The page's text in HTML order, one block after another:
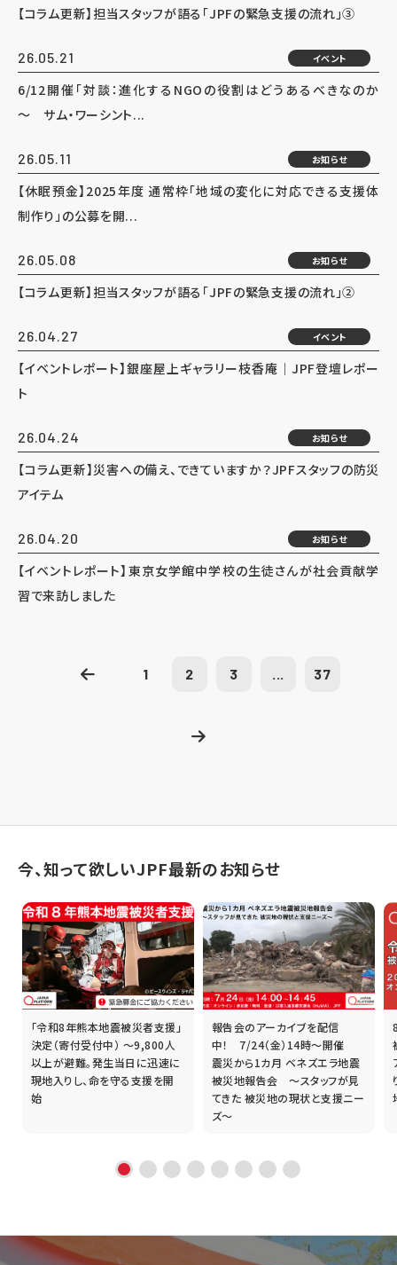
【コラム更新】担当スタッフが語る「JPFの緊急支援の流れ」③
26.05.21 イベント
6/12開催「対談：進化するNGOの役割はどうあるべきなのか
～ サム・ワーシント...
26.05.11 お知らせ
【休眠預金】2025年度 通常枠「地域の変化に対応できる支援体
制作り」の公募を開...
26.05.08 お知らせ
【コラム更新】担当スタッフが語る「JPFの緊急支援の流れ」②
26.04.27 イベント
【イベントレポート】銀座屋上ギャラリー枝香庵｜JPF登壇レポー
ト
26.04.24 お知らせ
【コラム更新】災害への備え、できていますか？JPFスタッフの防災
アイテム
26.04.20 お知らせ
【イベントレポート】東京女学館中学校の生徒さんが社会貢献学
習で来訪しました
1 2 3 ... 37
今、知って欲しいJPF最新のお知らせ
「令和8年熊本地震被災者支援」
決定（寄付受付中） ～9,800人
以上が避難。発生当日に迅速に
現地入りし、命を守る支援を開
始
報告会のアーカイブを配信
中！ 7/24（金）14時～開催
震災から1カ月 ベネズエラ地震
被災地報告会 ～スタッフが見
てきた 被災地の現状と支援ニー
ズ～